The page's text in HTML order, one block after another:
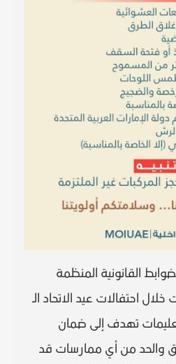
القانونية المنظمة
خلال احتفالات عيد الاتحاد الـ
تهدف إلى ضمان
والحد من أي ممارسات قد